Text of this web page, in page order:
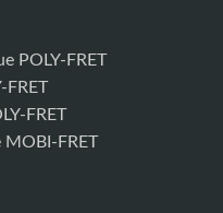
POLY-FRET
FRET
FRET
MOBI-FRET